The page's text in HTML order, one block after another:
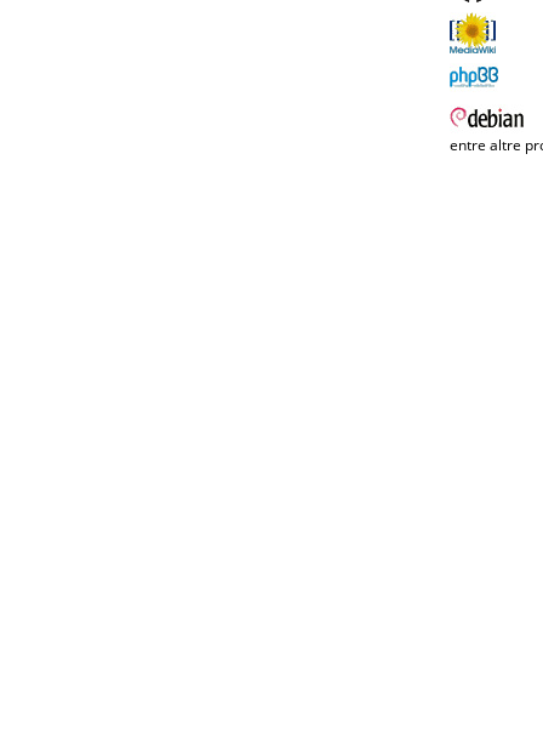
entre altre